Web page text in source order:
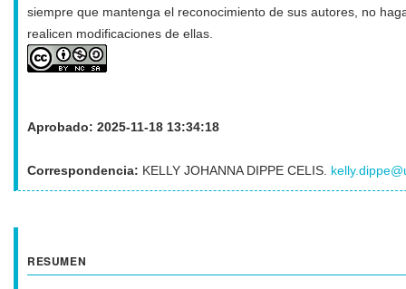
siempre que mantenga el reconocimiento de sus autores, no
realicen modificaciones de ellas.
Aprobado: 2025-11-18 13:34:18
Correspondencia: KELLY JOHANNA DIPPE CELIS.
RESUMEN